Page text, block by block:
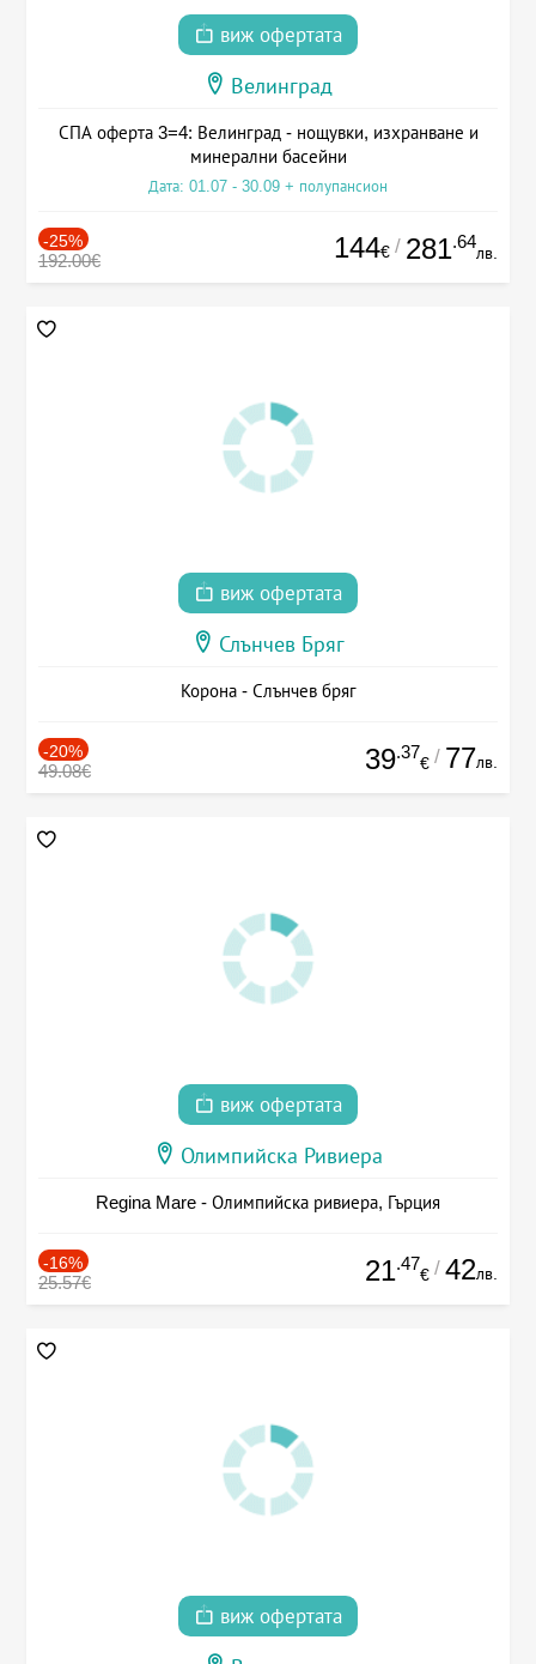
виж офертата
Велинград
СПА оферта 3=4: Велинград - нощувки, изхранване и
минерални басейни
Дата: 01.07 - 30.09 + полупансион
-25%
192.00€ 144€ / 281.64
лв.
виж офертата
Слънчев Бряг
Корона - Слънчев бряг
-20%
49.08€ 39.37
€ / 77лв.
виж офертата
Олимпийска Ривиера
Regina Mare - Олимпийска ривиера, Гърция
-16%
25.57€ 21.47
€ / 42лв.
виж офертата